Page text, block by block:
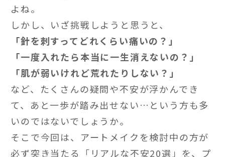
よね。
しかし、いざ挑戦しようと思うと、
「針を刺すってどれくらい痛いの？」
「一度入れたら本当に一生消えないの？」
「肌が弱いけれど荒れたりしない？」
など、たくさんの疑問や不安が浮かんでき
て、あと一歩が踏み出せない…という方も多
いのではないでしょうか。
そこで今回は、アートメイクを検討中の方が
必ず突き当たる「リアルな不安20選」を、プ